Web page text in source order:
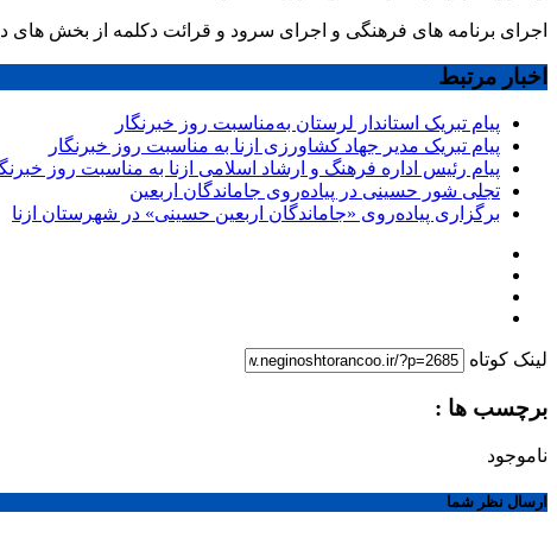
اجرای برنامه های فرهنگی و اجرای سرود و قرائت دکلمه از بخش های
اخبار مرتبط
پیام تبریک استاندار لرستان به‌مناسبت روز خبرنگار
پیام تبریک مدیر جهاد کشاورزی ازنا به مناسبت روز خبرنگار
پیام رئیس اداره فرهنگ و ارشاد اسلامی ازنا به مناسبت روز
تجلی شور حسینی در پیاده‌روی جاماندگان اربعین
برگزاری پیاده‌روی «جاماندگان اربعین حسینی» در شهرستان ازنا
لینک کوتاه
برچسب ها :
ناموجود
ارسال نظر شما